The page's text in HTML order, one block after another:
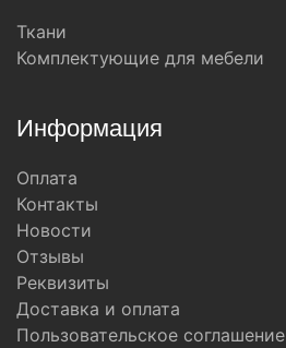
Ткани
Комплектующие для мебели
Информация
Оплата
Контакты
Новости
Отзывы
Реквизиты
Доставка и оплата
Пользовательское соглашение